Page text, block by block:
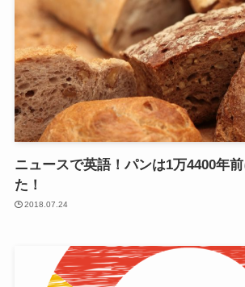
ニュースで英語！パンは1万4400年
た！
2018.07.24